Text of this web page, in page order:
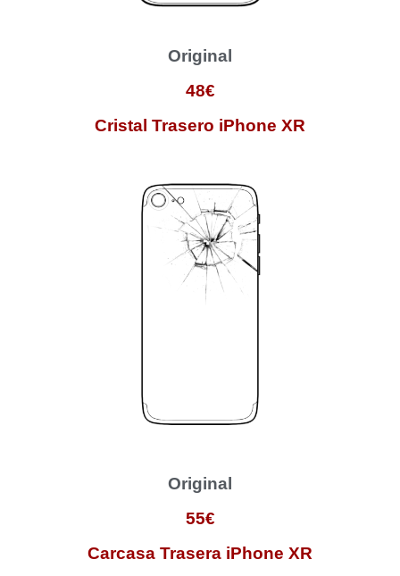
Original
48€
Cristal Trasero iPhone XR
Original
55€
Carcasa Trasera iPhone XR